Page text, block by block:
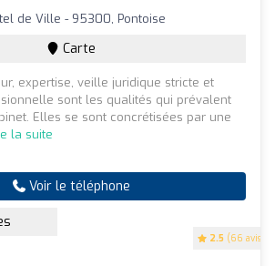
2.5 (66 avis)
de Ville - 95300, Pontoise
Carte
expertise, veille juridique stricte et
sont les qualités qui prévalent
Elles se sont concrétisées par une
la suite
Voir le téléphone